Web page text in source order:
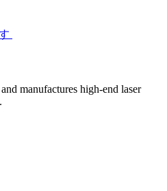
manufactures high-end laser